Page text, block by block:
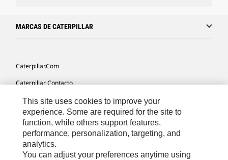
MARCAS DE CATERPILLAR
Caterpillar.com
Caterpillar Contacto
Mis Preferencias De Marketing
Site Map
Cookie Settings
Legal
This site uses cookies to improve your
experience. Some are required for the site to
function, while others support features,
performance, personalization, targeting, and
analytics.
You can adjust your preferences anytime using